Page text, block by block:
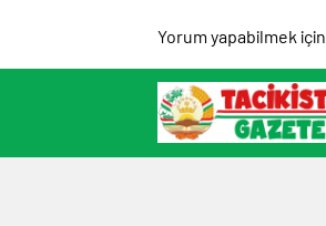
Yorum yapabilmek için